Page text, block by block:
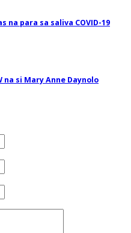
na para sa saliva COVID-19
na si Mary Anne Daynolo